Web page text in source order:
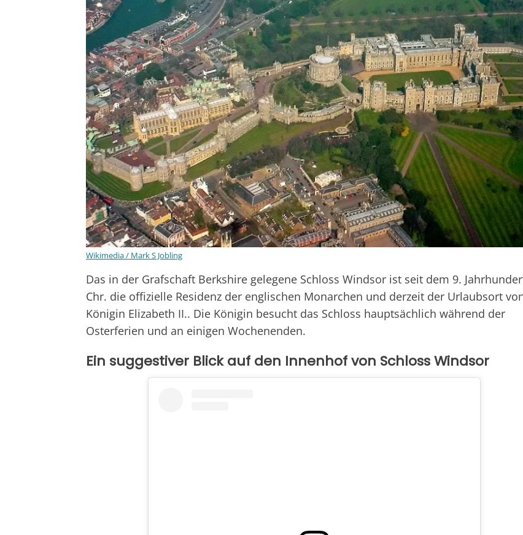
Wikimedia / Mark S Jobling
Das in der Grafschaft Berkshire gelegene Schloss Windsor ist seit dem 9.
Chr. die offizielle Residenz der englischen Monarchen und derzeit der Urlaubsort
Königin Elizabeth II.. Die Königin besucht das Schloss hauptsächlich während der
Osterferien und an einigen Wochenenden.
Ein suggestiver Blick auf den Innenhof von Schloss Windsor